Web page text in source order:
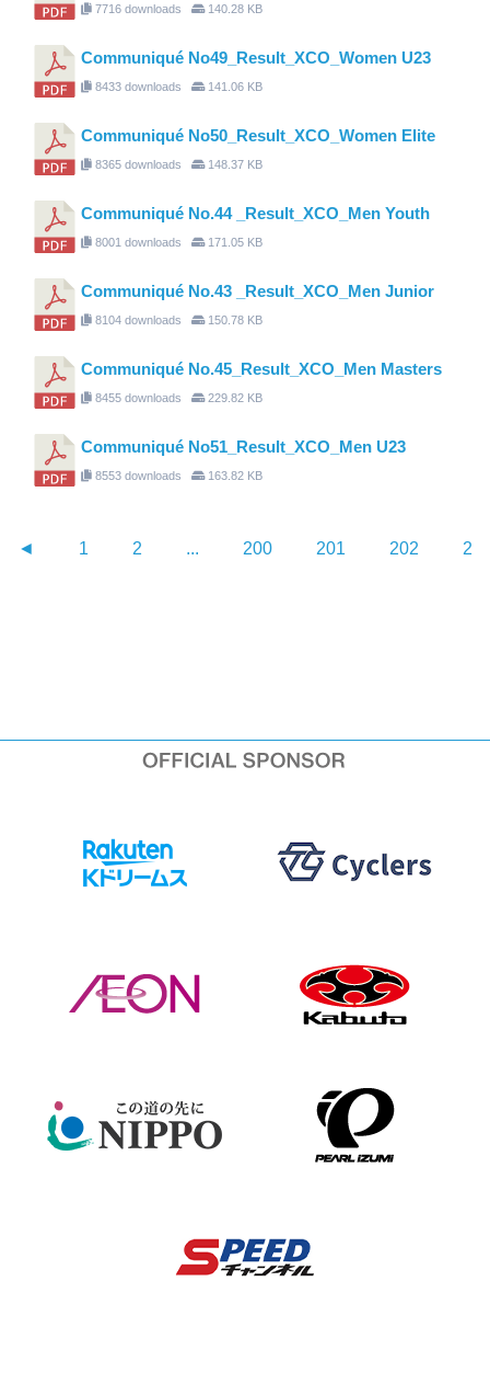
7716 downloads 140.28 KB
Communiqué No49_Result_XCO_Women U23
8433 downloads 141.06 KB
Communiqué No50_Result_XCO_Women Elite
8365 downloads 148.37 KB
Communiqué No.44 _Result_XCO_Men Youth
8001 downloads 171.05 KB
Communiqué No.43 _Result_XCO_Men Junior
8104 downloads 150.78 KB
Communiqué No.45_Result_XCO_Men Masters
8455 downloads 229.82 KB
Communiqué No51_Result_XCO_Men U23
8553 downloads 163.82 KB
◄ 1 2 ... 200 201 202